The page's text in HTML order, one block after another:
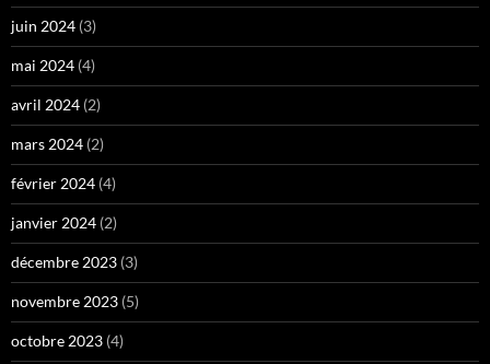
juin 2024 (3)
mai 2024 (4)
avril 2024 (2)
mars 2024 (2)
février 2024 (4)
janvier 2024 (2)
décembre 2023 (3)
novembre 2023 (5)
octobre 2023 (4)